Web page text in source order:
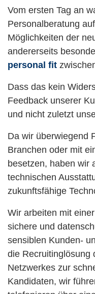
Vom ersten Tag an
Personalberatung
Möglichkeiten der
andererseits
personal fit
Dass das kein
Feedback unserer
und nicht zuletzt
Da wir überwiegend
Branchen oder mit
besetzen, haben wir
technischen
zukunftsfähige
Wir arbeiten mit
sichere und
sensiblen Kunden-
die Recruitinglösung
Netzwerkes zur
Kandidaten, wir